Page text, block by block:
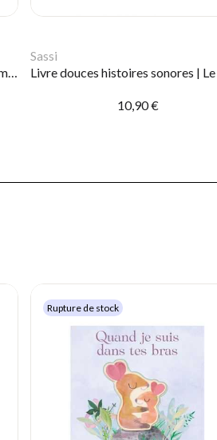
Livre douces histoires sonores | Les mamans et leurs petits
Sassi
10,90 €
Rupture de stock